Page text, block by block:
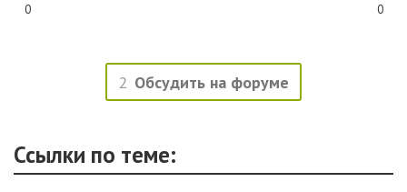
0 0
2 Обсудить на форуме
Ссылки по теме: